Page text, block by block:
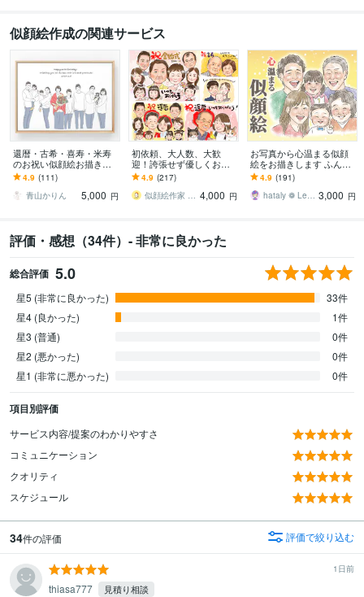
似顔絵作成の関連サービス
還暦・古希・喜寿・米寿
のお祝い似顔絵お描きし
ます 別々のお写真からOK
♪大切な人へ特別な記念品
を贈りませんか？
4.9 (111)
青山かりん
5,000 円
初依頼、大人数、大歓
迎！誇張せず優しくお描
きします 古希、還暦や敬
老、父母の日、大切な家
族への想いを形にします
4.9 (217)
似顔絵作家 mogu 4,000 円
お写真から心温まる似顔
絵をお描きします ふんわ
り優しい色鉛筆タッチ♡
大切な日に心に残る贈り
物
4.9 (191)
hataly ❁ Lee／ enme 3,000 円
評価・感想（34件）- 非常に良かった
総合評価 5.0
星5 (非常に良かった)
33件
星4 (良かった)
1件
星3 (普通)
0件
星2 (悪かった)
0件
星1 (非常に悪かった)
0件
項目別評価
サービス内容/提案のわかりやすさ
コミュニケーション
クオリティ
スケジュール
34件の評価 評価で絞り込む
1日前
thiasa777 見積り相談